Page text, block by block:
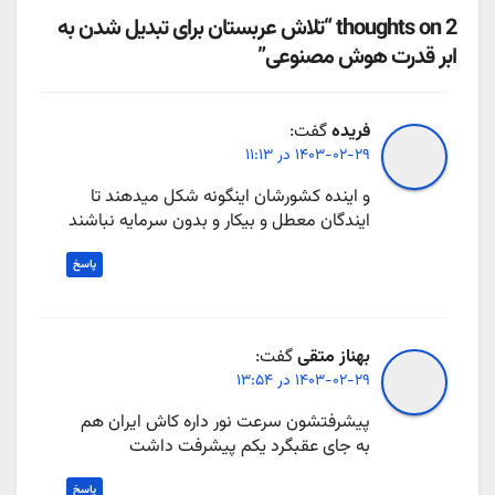
2 thoughts on “تلاش عربستان برای تبدیل شدن به
ابر قدرت هوش مصنوعی”
فریدهگفت:
۱۴۰۳-۰۲-۲۹ در ۱۱:۱۳
و اینده کشورشان اینگونه شکل میدهند تا
ایندگان معطل و بیکار و بدون سرمایه نباشند
پاسخ
بهناز متقیگفت:
۱۴۰۳-۰۲-۲۹ در ۱۳:۵۴
پیشرفتشون سرعت نور داره کاش ایران هم
به جای عقبگرد یکم پیشرفت داشت
پاسخ